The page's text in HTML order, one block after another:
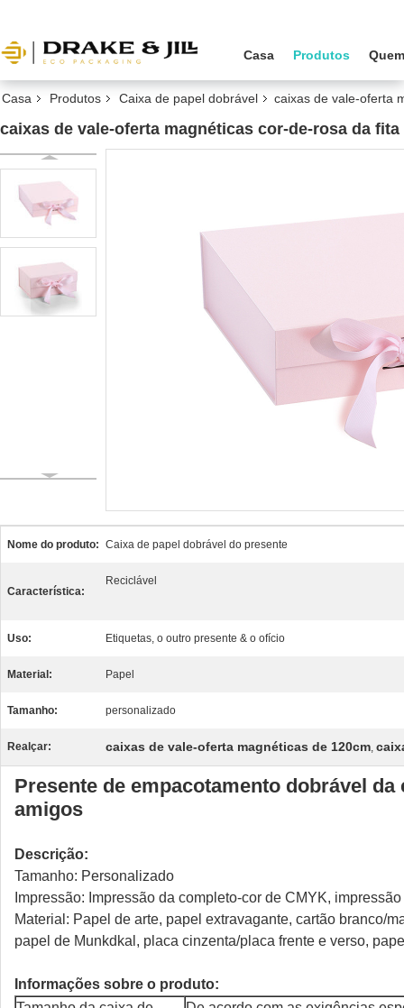
Casa Produtos
Casa Produtos Caixa de papel dobrável caixas de vale-oferta
caixas de vale-oferta magnéticas cor-de-rosa da
Nome do produto: Caixa de papel dobrável do presente
Característica:
Reciclável
Uso: Etiquetas, o outro presente & o ofício
Material: Papel
Tamanho: personalizado
Realçar: caixas de vale-oferta magnéticas de 120cm,
Presente de empacotamento dobrável
amigos
Descrição:
Tamanho: Personalizado
Impressão: Impressão da completo-cor de CMYK,
Material: Papel de arte, papel extravagante, cartão branco/
papel de Munkdkal, placa cinzenta/placa frente e verso,
Informações sobre o produto: